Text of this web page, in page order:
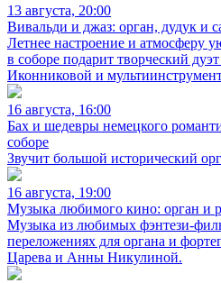
13 августа, 20:00
Вивальди и джаз: орган, дудук и
Летнее настроение и атмосферу
в соборе подарит творческий
Иконниковой и
16 августа, 16:00
Бах и шедевры немецкого
соборе
Звучит большой исторический
16 августа, 19:00
Музыка любимого кино: орган и
Музыка из любимых фэнтези-
переложениях для органа и
Царева и Анны Никулиной.